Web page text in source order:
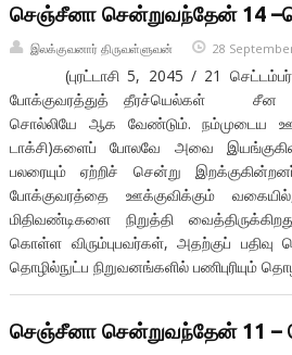
செஞ்சீனா சென்றுவந்தேன் 14
இலக்குவனார் திருவள்ளுவன் 28
(புரட்டாசி 5, 2045 / 21
போக்குவரத்துத் தீரச்யெல்கள் சீன
சொல்லியே ஆக வேண்டும். நம்முடைய
டாக்சி)களைப் போலவே அவை
பலரையும் ஏற்றிச் சென்று
போக்குவரத்தை ஊக்குவிக்கும்
மிதிவண்டிகளை நிறுத்தி
கொள்ள விரும்புபவர்கள், அதற்குப்
தொழில்நுட்ப நிறுவனங்களில் பணிபுரியும்
செஞ்சீனா சென்றுவந்தேன் 11 –